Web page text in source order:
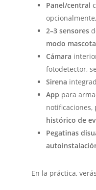
Panel/central
2–3 sensores
modo
Cámara
fotodetector,
Sirena
App para
notificaciones,
histórico de
Pegatinas
En la práctica,